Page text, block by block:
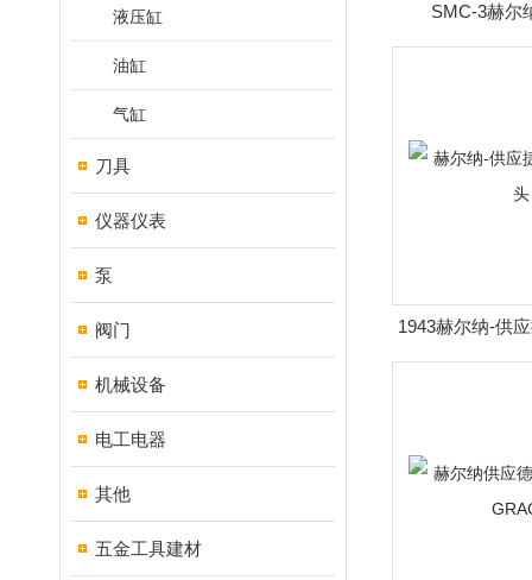
液压缸
油缸
气缸
刀具
仪器仪表
泵
阀门
机械设备
电工电器
其他
五金工具建材
SMC-3赫尔
ROCKWELL控
1943赫尔纳-供
头